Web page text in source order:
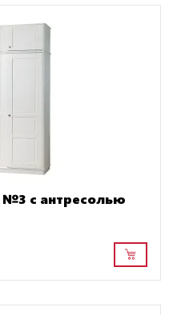
№3 с антресолью